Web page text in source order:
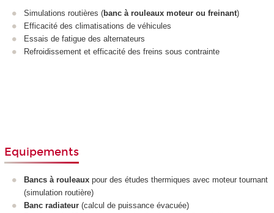
Simulations routières (banc à rouleaux moteur ou freinant)
Efficacité des climatisations de véhicules
Essais de fatigue des alternateurs
Refroidissement et efficacité des freins sous contrainte
Equipements
Bancs à rouleaux pour des études thermiques avec moteur tournant
(simulation routière)
Banc radiateur (calcul de puissance évacuée)